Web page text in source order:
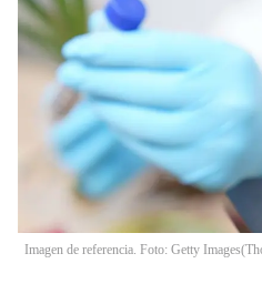
Imagen de referencia. Foto: Getty Images(